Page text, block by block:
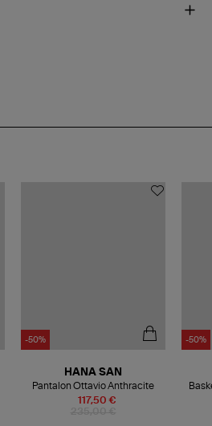
-50%
117,50 €
HANA SAN
Pantalon Ottavio Anthracite
-50%